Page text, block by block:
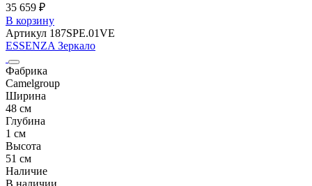
35 659 ₽
В корзину
Артикул 187SPE.01VE
ESSENZA Зеркало
Фабрика
Camelgroup
Ширина
48 см
Глубина
1 см
Высота
51 см
Наличие
В наличии